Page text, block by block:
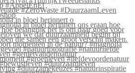
in bloei herinnert o